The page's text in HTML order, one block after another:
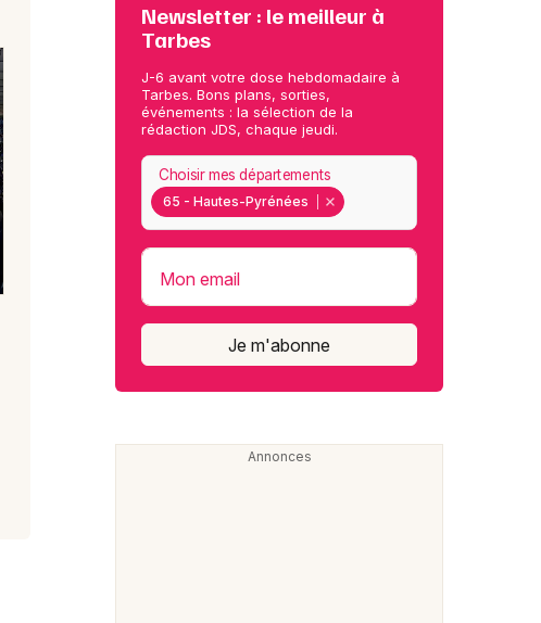
Newsletter : le meilleur à
Tarbes
J-6 avant votre dose hebdomadaire à
Tarbes. Bons plans, sorties,
événements : la sélection de la
rédaction JDS, chaque jeudi.
65 - Hautes-Pyrénées
Choisir mes départements
Mon email
Je m'abonne